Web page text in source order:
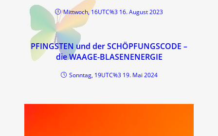
Mittwoch, 16UTC%3 16. August 2023
PFINGSTEN und der SCHÖPFUNGSCODE –
die WAAGE-BLASENENERGIE
Sonntag, 19UTC%3 19. Mai 2024